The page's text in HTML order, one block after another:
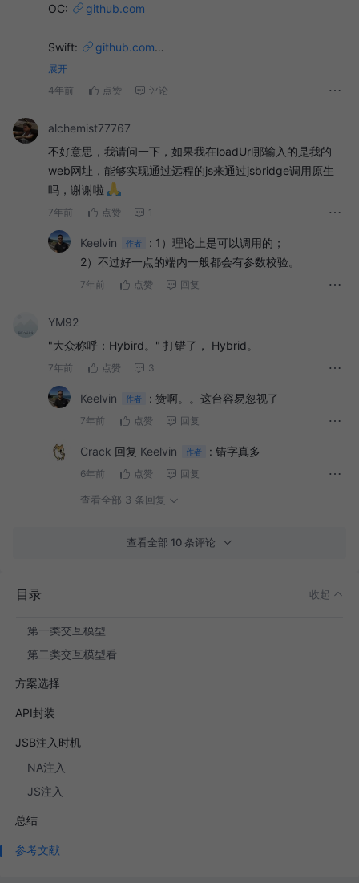
OC: github.com
Swift:
github.com
Java:
Kotlin:
github.com
github.com
展开
4年前
点赞 评论
alchemist77767
不好意思，我请问一下，如果我在loadUrl那输入的是我的
web网址，能够实现通过远程的js来通过jsbridge调用原生
吗，谢谢啦
7年前 点赞 1
Keelvin 作者 : 1）理论上是可以调用的；
2）不过好一点的端内一般都会有参数校验。
7年前 点赞 回复
YM92
"大众称呼：Hybird。" 打错了， Hybrid。
7年前 点赞 3
Keelvin 作者 : 赞啊。。这台容易忽视了
7年前 点赞 回复
Crack 回复 Keelvin 作者 : 错字真多
6年前 点赞 回复
查看全部 3 条回复
查看全部 10 条评论
目录 收起
H5和NA的双向通信通用方法
H5调用NA方法梳理
JSB交互模型
第一类交互模型
第二类交互模型看
方案选择
API封装
JSB注入时机
NA注入
JS注入
总结
参考文献